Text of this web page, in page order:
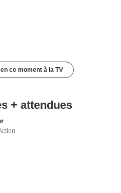
ce moment à la TV
+ attendues